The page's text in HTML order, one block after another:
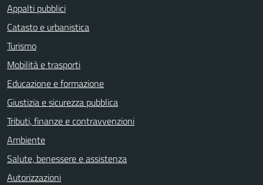
Appalti pubblici
Catasto e urbanistica
Turismo
Mobilità e trasporti
Educazione e formazione
Giustizia e sicurezza pubblica
Tributi, finanze e contravvenzioni
Ambiente
Salute, benessere e assistenza
Autorizzazioni